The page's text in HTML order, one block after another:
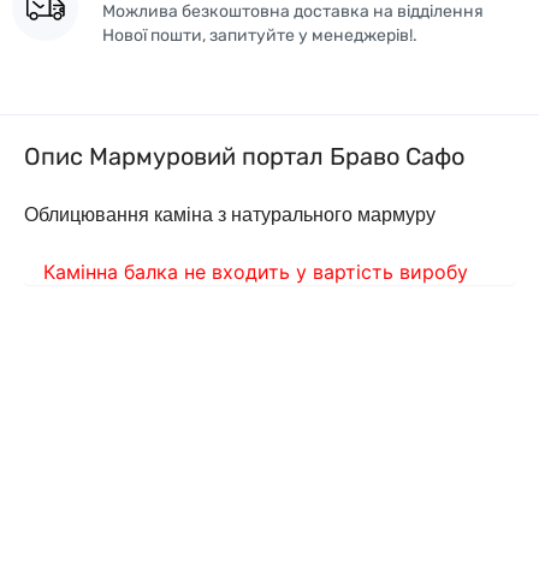
Можлива безкоштовна доставка на відділення
Нової пошти, запитуйте у менеджерів!.
Опис Мармуровий портал Браво Сафо
Облицювання каміна з натурального мармуру
Камінна балка не входить у вартість виробу